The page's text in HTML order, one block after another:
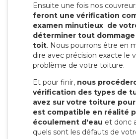
Ensuite une fois nos
feront une vérification
examen minutieux de
déterminer tout dommage
toit. Nous pourrons être en
dire avec précision exacte le
problème de votre toiture.
Et pour finir, nous
vérification des types de
avez sur votre toiture
est compatible en réalité
écoulement d'eau et donc
quels sont les défauts de